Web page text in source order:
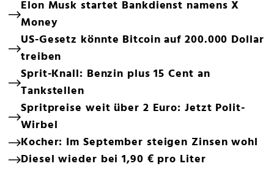
Elon Musk startet Bankdienst namens X
Money
US-Gesetz könnte Bitcoin auf 200.000 Dollar
treiben
Sprit-Knall: Benzin plus 15 Cent an
Tankstellen
Spritpreise weit über 2 Euro: Jetzt Polit-
Wirbel
Kocher: Im September steigen Zinsen wohl
Diesel wieder bei 1,90 € pro Liter